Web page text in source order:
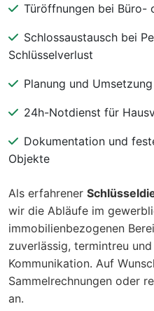
Türöffnungen bei Büro-
Schlossaustausch bei
Schlüsselverlust
Planung und
24h-Notdienst für
Dokumentation und
Objekte
Als erfahrener
wir die Abläufe im
immobilienbezogenen
zuverlässig, termintreu
Kommunikation. Auf
Sammelrechnungen oder
an.